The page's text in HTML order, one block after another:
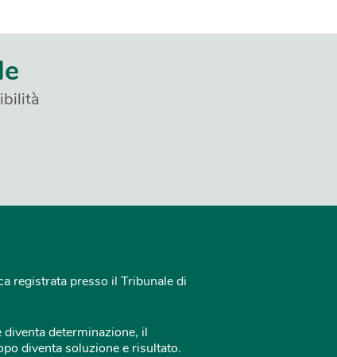
registrata presso il Tribunale di
determinazione, il
diventa soluzione e risultato.